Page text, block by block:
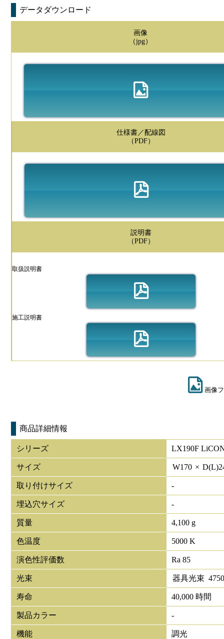
データダウンロード
画像
（jpg）
仕様書／配線図
（PDF）
説明書
（PDF）
取扱説明書
施工説明書
画像
商品詳細情報
シリーズ LX190F
サイズ W170 × D(L)
取り付けサイズ -
埋込穴サイズ -
質量 4,100 g
色温度 5000 K
演色性評価数 Ra 85
光束 器具光束
寿命 40,000 時間
製品カラー -
機能 調光